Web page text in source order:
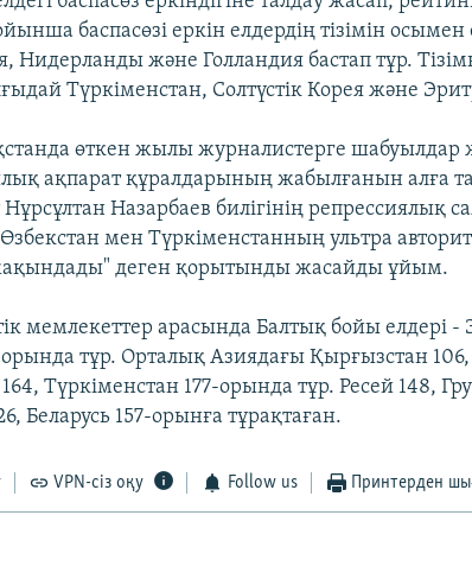
баспасөзі еркін елдердің тізімін
Нидерланды және Голландия бастап тұр.
Түркіменстан, Солтүстік Корея және
өткен жылы журналистерге шабуылдар
ақпарат құралдарының жабылғанын алға
Назарбаев билігінің репрессиялық
мен Түркіменстанның ультра
деген қорытынды жасайды ұйым.
мемлекеттер арасында Балтық бойы елдері -
тұр. Орталық Азиядағы Қырғызстан 106,
Түркіменстан 177-орында тұр. Ресей 148,
Беларусь 157-орынға тұрақтаған.
VPN-сіз оқу Follow us Принтерден